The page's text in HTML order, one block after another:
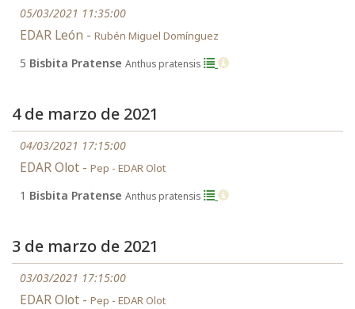
05/03/2021 11:35:00
EDAR León - Rubén Miguel Domínguez
5 Bisbita Pratense Anthus pratensis
4 de marzo de 2021
04/03/2021 17:15:00
EDAR Olot - Pep - EDAR Olot
1 Bisbita Pratense Anthus pratensis
3 de marzo de 2021
03/03/2021 17:15:00
EDAR Olot - Pep - EDAR Olot